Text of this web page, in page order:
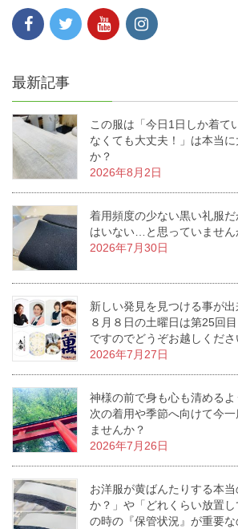
最新記事
この服は「今日1日しか着て
なくても大丈夫！」は本当
か？
2026年8月2日
着用頻度の少ない黒い礼服
はいない…と思っていません
2026年7月30日
新しい発見を見つける事が
８月８日の土曜日は第25回
ですのでどうぞお越しくだ
2026年7月27日
神様の前で身も心も清める
次の着用や季節へ向けて今
ませんか？
2026年7月26日
お洋服が黄ばんたりする本
か？」や「どれくらい放置
の時の『保管状況』が重要な